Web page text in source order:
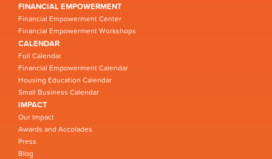
FINANCIAL EMPOWERMENT
Financial Empowerment Center
Financial Empowerment Workshops
CALENDAR
Full Calendar
Financial Empowerment Calendar
Housing Education Calendar
Small Business Calendar
IMPACT
Our Impact
Awards and Accolades
Press
Blog